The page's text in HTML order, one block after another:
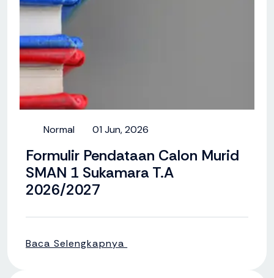
Normal 01 Jun, 2026
Formulir Pendataan Calon Murid
SMAN 1 Sukamara T.A
2026/2027
Baca Selengkapnya